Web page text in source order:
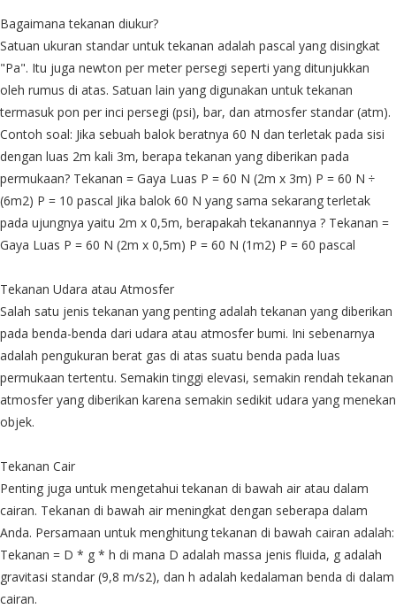
Bagaimana tekanan diukur?
Satuan ukuran standar untuk tekanan adalah pascal yang disingkat
"Pa". Itu juga newton per meter persegi seperti yang ditunjukkan
oleh rumus di atas. Satuan lain yang digunakan untuk tekanan
termasuk pon per inci persegi (psi), bar, dan atmosfer standar (atm).
Contoh soal: Jika sebuah balok beratnya 60 N dan terletak pada sisi
dengan luas 2m kali 3m, berapa tekanan yang diberikan pada
permukaan? Tekanan = Gaya Luas P = 60 N (2m x 3m) P = 60 N ÷
(6m2) P = 10 pascal Jika balok 60 N yang sama sekarang terletak
pada ujungnya yaitu 2m x 0,5m, berapakah tekanannya ? Tekanan =
Gaya Luas P = 60 N (2m x 0,5m) P = 60 N (1m2) P = 60 pascal
Tekanan Udara atau Atmosfer
Salah satu jenis tekanan yang penting adalah tekanan yang diberikan
pada benda-benda dari udara atau atmosfer bumi. Ini sebenarnya
adalah pengukuran berat gas di atas suatu benda pada luas
permukaan tertentu. Semakin tinggi elevasi, semakin rendah tekanan
atmosfer yang diberikan karena semakin sedikit udara yang menekan
objek.
Tekanan Cair
Penting juga untuk mengetahui tekanan di bawah air atau dalam
cairan. Tekanan di bawah air meningkat dengan seberapa dalam
Anda. Persamaan untuk menghitung tekanan di bawah cairan adalah:
Tekanan = D * g * h di mana D adalah massa jenis fluida, g adalah
gravitasi standar (9,8 m/s2), dan h adalah kedalaman benda di dalam
cairan.